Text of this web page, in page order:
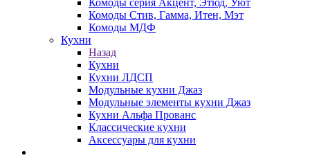
Комоды серия Акцент, Этюд, Уют
Комоды Стив, Гамма, Итен, Мэт
Комоды МДФ
Кухни
Назад
Кухни
Кухни ЛДСП
Модульные кухни Джаз
Модульные элементы кухни Джаз
Кухни Альфа Прованс
Классические кухни
Аксессуары для кухни